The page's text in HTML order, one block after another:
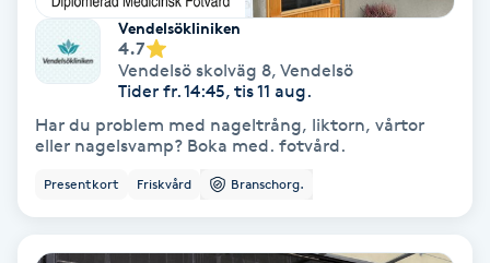
Vendelsökliniken
4.7
Vendelsö skolväg 8, Vendelsö
Tider fr. 14:45, tis 11 aug.
Har du problem med nageltrång, liktorn, vårtor
eller nagelsvamp? Boka med. fotvård.
Presentkort Friskvård Branschorg.